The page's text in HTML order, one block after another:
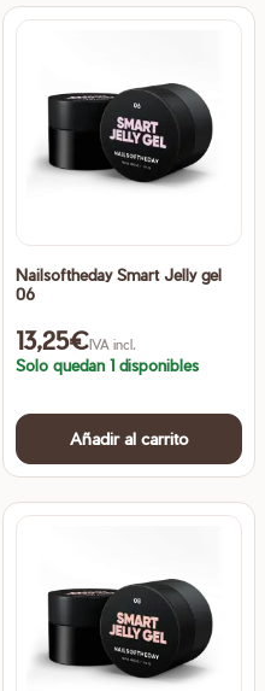
Nailsoftheday Smart Jelly gel
06
13,25€IVA incl.
Solo quedan 1 disponibles
Añadir al carrito